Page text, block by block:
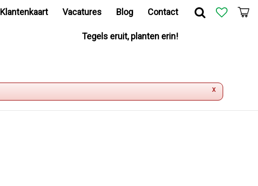
Klantenkaart Vacatures Blog Contact
Tegels eruit, planten erin!
x